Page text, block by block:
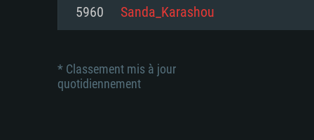
5960 Sanda_Karashou
* Classement mis à jour
quotidiennement